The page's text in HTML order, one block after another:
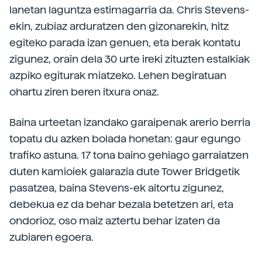
lanetan laguntza estimagarria da. Chris Stevens-
ekin, zubiaz arduratzen den gizonarekin, hitz
egiteko parada izan genuen, eta berak kontatu
zigunez, orain dela 30 urte ireki zituzten estalkiak
azpiko egiturak miatzeko. Lehen begiratuan
ohartu ziren beren itxura onaz.
Baina urteetan izandako garaipenak arerio berria
topatu du azken bolada honetan: gaur egungo
trafiko astuna. 17 tona baino gehiago garraiatzen
duten kamioiek galarazia dute Tower Bridgetik
pasatzea, baina Stevens-ek aitortu zigunez,
debekua ez da behar bezala betetzen ari, eta
ondorioz, oso maiz aztertu behar izaten da
zubiaren egoera.